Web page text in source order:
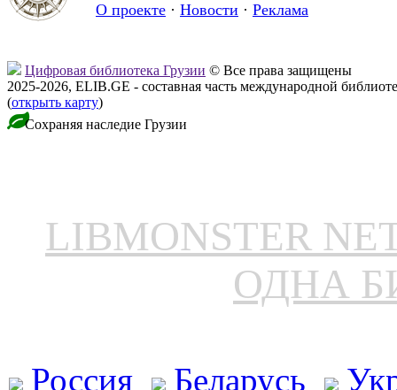
О проекте · Новости · Реклама
Цифровая библиотека Грузии © Все права защищены
2025-2026, ELIB.GE - составная часть международной
(открыть карту)
Сохраняя наследие Грузии
LIBMONSTER
ОДНА
Россия Беларусь